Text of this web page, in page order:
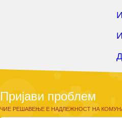
Пријави проблем
ЧИЕ РЕШАВЕЊЕ Е НАДЛЕЖНОСТ НА